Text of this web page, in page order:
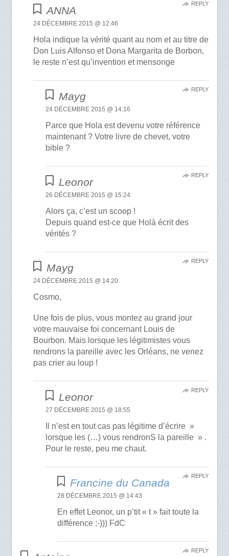
ANNA
24 DÉCEMBRE 2015 @ 12:46
Hola indique la vérité quant au nom et au titre de
Don Luis Alfonso et Dona Margarita de Borbon,
le reste n’est qu’invention et mensonge
REPLY
Mayg
24 DÉCEMBRE 2015 @ 14:16
Parce que Hola est devenu votre référence
maintenant ? Votre livre de chevet, votre
bible ?
REPLY
Leonor
26 DÉCEMBRE 2015 @ 15:24
Alors ça, c’est un scoop !
Depuis quand est-ce que Holà écrit des
vérités ?
REPLY
Mayg
24 DÉCEMBRE 2015 @ 14:20
Cosmo,
Une fois de plus, vous montez au grand jour
votre mauvaise foi concernant Louis de
Bourbon. Mais lorsque les légitimistes vous
rendrons la pareille avec les Orléans, ne venez
pas crier au loup !
REPLY
Leonor
27 DÉCEMBRE 2015 @ 18:55
Il n’est en tout cas pas légitime d’écrire »
lorsque les (…) vous rendronS la pareille » .
Pour le reste, peu me chaut.
REPLY
Francine du Canada
28 DÉCEMBRE 2015 @ 14:43
En effet Leonor, un p’tit « t » fait toute la
différence ;-))) FdC
REPLY
REPLY